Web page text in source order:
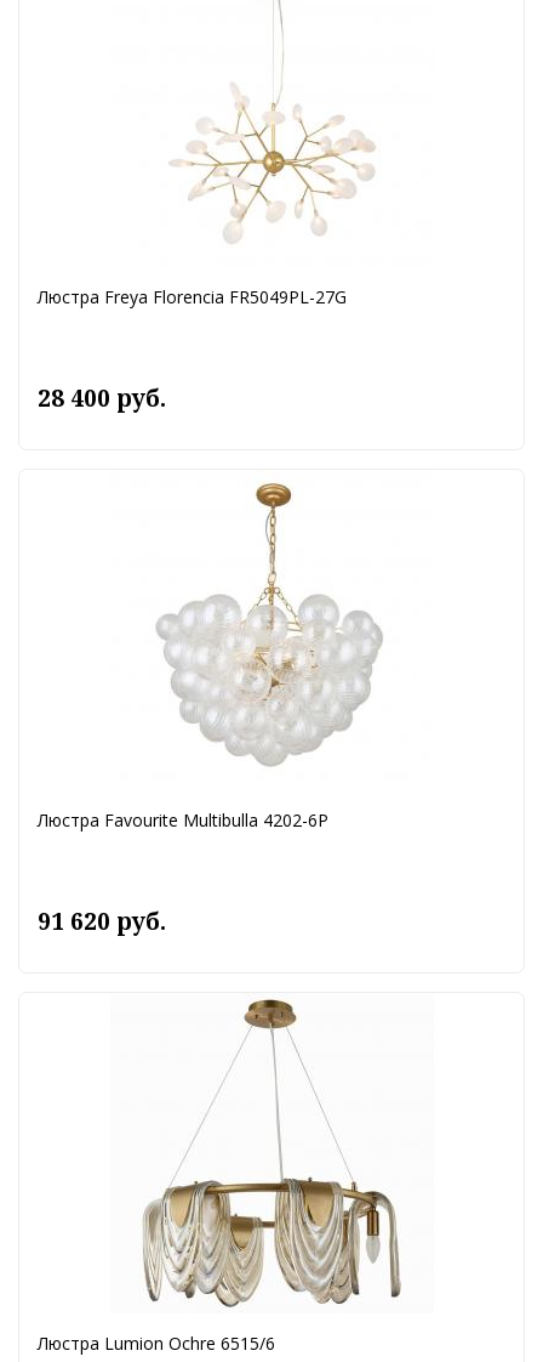
Люстра Freya Florencia FR5049PL-27G
28 400 руб.
Люстра Favourite Multibulla 4202-6P
91 620 руб.
Люстра Lumion Ochre 6515/6